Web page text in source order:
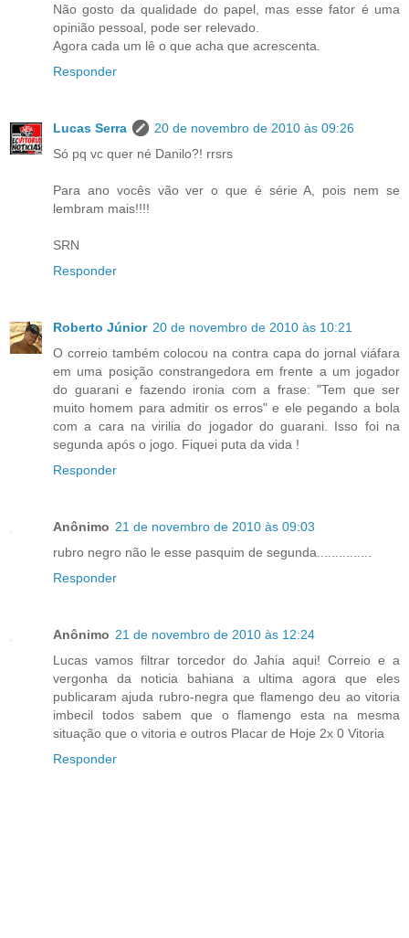
Não gosto da qualidade do papel, mas esse fator é uma
opinião pessoal, pode ser relevado.
Agora cada um lê o que acha que acrescenta.
Responder
Lucas Serra
20 de novembro de 2010 às 09:26
Só pq vc quer né Danilo?! rrsrs
Para ano vocês vão ver o que é série A, pois nem se
lembram mais!!!!
SRN
Responder
Roberto Júnior 20 de novembro de 2010 às 10:21
O correio também colocou na contra capa do jornal viáfara
em uma posição constrangedora em frente a um jogador
do guarani e fazendo ironia com a frase: "Tem que ser
muito homem para admitir os erros" e ele pegando a bola
com a cara na virilia do jogador do guarani. Isso foi na
segunda após o jogo. Fiquei puta da vida !
Responder
Anônimo 21 de novembro de 2010 às 09:03
rubro negro não le esse pasquim de segunda...............
Responder
Anônimo 21 de novembro de 2010 às 12:24
Lucas vamos filtrar torcedor do Jahia aqui! Correio e a
vergonha da noticia bahiana a ultima agora que eles
publicaram ajuda rubro-negra que flamengo deu ao vitoria
imbecil todos sabem que o flamengo esta na mesma
situação que o vitoria e outros Placar de Hoje 2x 0 Vitoria
Responder